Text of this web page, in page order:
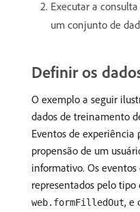
Executar a
um conjunto de
Definir os
O exemplo a seguir
dados de treinamento
Eventos de experiência
propensão de um
informativo. Os eventos
representados pelo tipo
web.formFilledOut, e